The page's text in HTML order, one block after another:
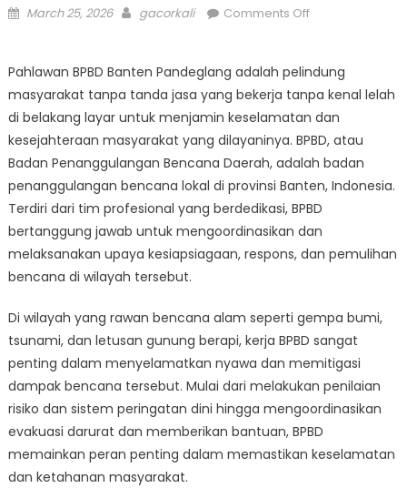
Posted
March 25, 2026 Author
gacorkali Comments Offon
BPBD
Banten
Pandeglang:
Pelindung
Masyarakat
Tanpa
Tanda
Pahlawan BPBD Banten Pandeglang adalah pelindung
masyarakat tanpa tanda jasa yang bekerja tanpa kenal lelah
di belakang layar untuk menjamin keselamatan dan
kesejahteraan masyarakat yang dilayaninya. BPBD, atau
Badan Penanggulangan Bencana Daerah, adalah badan
penanggulangan bencana lokal di provinsi Banten, Indonesia.
Terdiri dari tim profesional yang berdedikasi, BPBD
bertanggung jawab untuk mengoordinasikan dan
melaksanakan upaya kesiapsiagaan, respons, dan pemulihan
bencana di wilayah tersebut.
Di wilayah yang rawan bencana alam seperti gempa bumi,
tsunami, dan letusan gunung berapi, kerja BPBD sangat
penting dalam menyelamatkan nyawa dan memitigasi
dampak bencana tersebut. Mulai dari melakukan penilaian
risiko dan sistem peringatan dini hingga mengoordinasikan
evakuasi darurat dan memberikan bantuan, BPBD
memainkan peran penting dalam memastikan keselamatan
dan ketahanan masyarakat.